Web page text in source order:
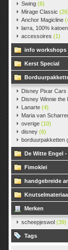
Swing (6)
Mirage Classic
Anchor Magicline
larra, 100%
accessoires (1)
info workshops
Kerst Special
Disney Pixar Cars
Disney Winnie the
Lanarte (4)
Maria van
overige (10)
disney (6)
borduurpakketten
De Witte Engel
Fimoklei
handgebreide
Merken
scheepjeswol (39)
Tags